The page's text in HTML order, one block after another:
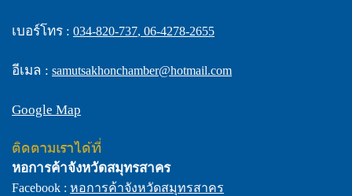
เบอร์โทร : 034-820-737, 06-4278-2655
อีเมล : samutsakhonchamber@hotmail.com
Google Map
ติดตามเราได้ที่
หอการค้าจังหวัดสมุทรสาคร
Facebook : หอการค้าจังหวัดสมุทรสาคร